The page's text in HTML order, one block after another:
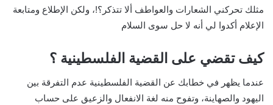
مثلك تحركني الشعارات والعواطف ألا تتذكر؟!، ولكن الإطلاع ومتابعة
الإعلام أكدوا لي أنه لا حل سوى السلام
كيف تقضي على القضية الفلسطينية ؟
عندما يظهر في خطابك عن القضية الفلسطينية عدم التفرقة بين
اليهود والصهاينة، وتفوح منه لغة الانفعال والزعيق على حساب